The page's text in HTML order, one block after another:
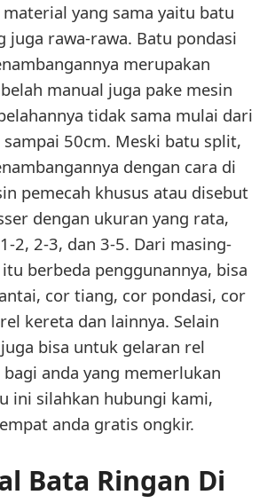
yang sama yaitu batu
juga rawa-rawa. Batu pondasi
merupakan
manual juga pake mesin
tidak sama mulai dari
50cm. Meski batu split,
dengan cara di
pemecah khusus atau disebut
dengan ukuran yang rata,
2, 2-3, dan 3-5. Dari masing-
berbeda penggunannya, bisa
cor tiang, cor pondasi, cor
kereta dan lainnya. Selain
bisa untuk gelaran rel
anda yang memerlukan
ini silahkan hubungi kami,
anda gratis ongkir.
Bata Ringan Di